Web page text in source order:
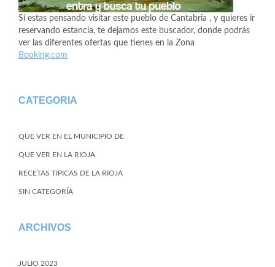
Si estas pensando visitar este pueblo de Cantabria , y quieres ir
reservando estancia, te dejamos este buscador, donde podrás
ver las diferentes ofertas que tienes en la Zona
Booking.com
CATEGORIA
QUE VER EN EL MUNICIPIO DE
QUE VER EN LA RIOJA
RECETAS TIPICAS DE LA RIOJA
SIN CATEGORÍA
ARCHIVOS
JULIO 2023